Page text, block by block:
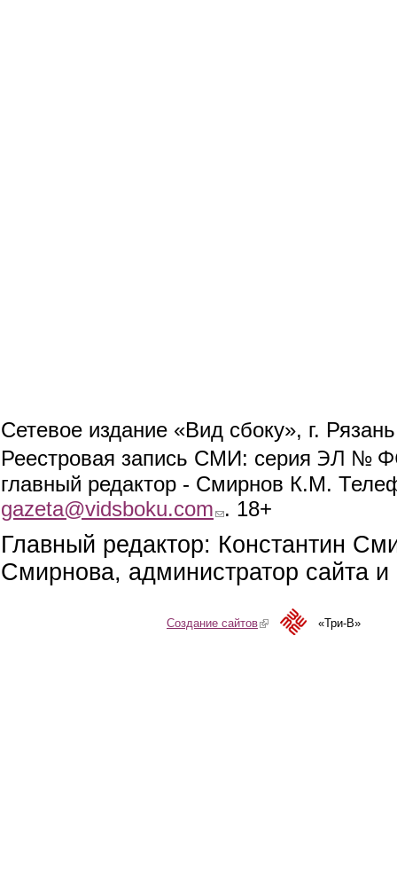
Сетевое издание «Вид сбоку», г.
Реестровая запись СМИ: серия ЭЛ №
главный редактор - Смирнов К.М.
gazeta@vidsboku.com (link sends e-mail)
. 18+
Главный редактор: Константин
Смирнова, администратор сайта
Создание сайтов(link is external)«Три-В»